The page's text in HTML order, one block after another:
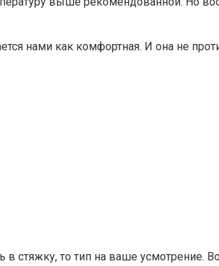
нами как комфортная. И она не
в стяжку, то тип на ваше